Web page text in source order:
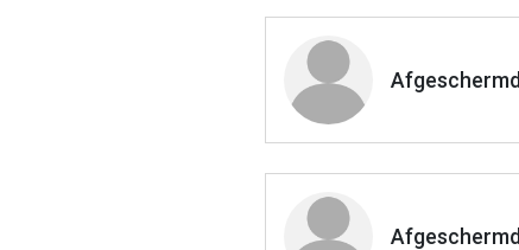
Afgeschermd
Afgeschermd